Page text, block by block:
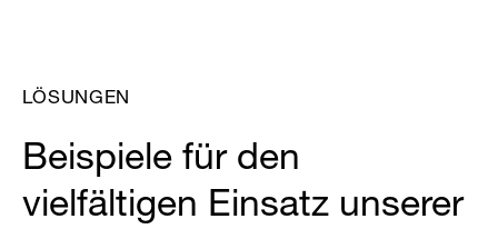
LÖSUNGEN
Beispiele für den
vielfältigen Einsatz unserer